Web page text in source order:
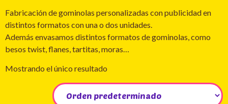
Fabricación de gominolas personalizadas con publicidad en
distintos formatos con una o dos unidades.
Además envasamos distintos formatos de gominolas, como
besos twist, flanes, tartitas, moras…
Mostrando el único resultado